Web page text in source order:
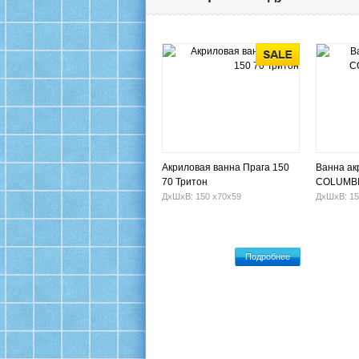
Акриловая ванна Прага 150
70 Тритон
ДхШхВ: 150 х70х59
Подробнее
Ванна
ДхШхВ: